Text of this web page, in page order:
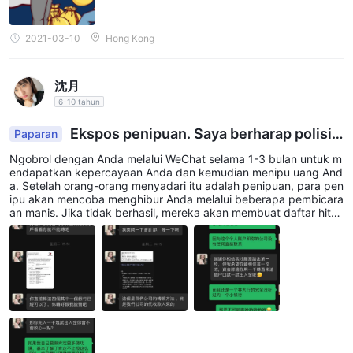
kategori lain dari instrumen pasar yang disediakan oleh Success
Finance adalah pinjaman. pinjaman dapat berfungsi sebagai
mengejar peluang investasi. Success Finance menawarkan
berbagai jenis pinjaman, seperti pinjaman pribadi, pinjaman
bisnis, dan pinjaman hipotek, melayani berbagai persyaratan
VALUTA ASING (Valas):
Success Financemenawarkan berbagai instrumen valuta asing
(valas), memungkinkan investor untuk memperdagangkan
pasangan mata uang yang berbeda. pasar forex memberikan
peluang bagi investor untuk berspekulasi pada nilai tukar yang
berfluktuasi antara berbagai mata uang. Success Finance
menawarkan pasangan mata uang utama seperti eur/usd,
gbp/usd, usd/jpy, serta pasangan mata uang lainnya termasuk
eur/jpy, eur/gbp, gbp/jpy, dan eur/cnh.
MINYAK MENTAH:
2021-03-10 Hong Kong
沈月
6-10 tahun
Paparan
Ekspos penipuan. Saya berharap polisi d
apat menangkap mereka semua ...
Ngobrol dengan Anda melalui WeChat selama 1-3 bulan untuk m
endapatkan kepercayaan Anda dan kemudian menipu uang And
a. Setelah orang-orang menyadari itu adalah penipuan, para pen
ipu akan mencoba menghibur Anda melalui beberapa pembicara
an manis. Jika tidak berhasil, mereka akan membuat daftar hita
m dan menghapus u. Hong Kong adalah rumah bagi penipuan se